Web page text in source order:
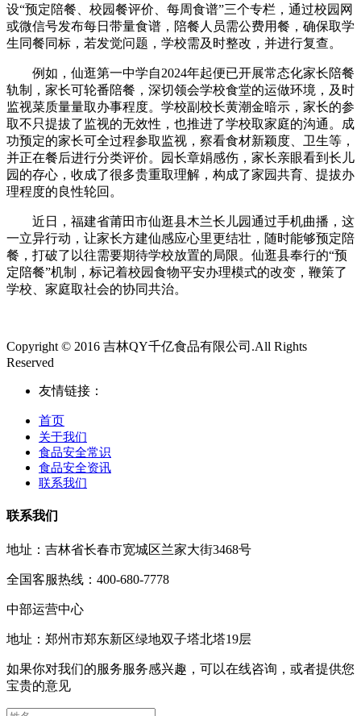
设“预定陪餐、校园餐评价、每周食谱”三个专栏，通过校园网
或微信号发布每日带量食谱，陪餐人员需公费用餐，确保取学
生同餐同标，若发觉问题，学校需及时整改，并进行复查。
例如，仙逛第一中学自2024年起便已开展常态化家长陪餐
轨制，家长可轮番陪餐，深切领会学校食堂的运做环境，及时
监视菜质量量取办事程度。学校副校长黄潮金暗示，家长的参
取不只提拔了监视的无效性，也推进了学校取家庭的沟通。成
功预定的家长可全过程参取监视，察看食材新颖度、卫生等，
并正在餐后进行分类评价。园长章娟感伤，家长亲眼看到长儿
园的存心，收成了很多贵重取理解，构成了家园共育、提拔办
理程度的良性轮回。
近日，福建省莆田市仙逛县木兰长儿园通过手机曲播，这
一立异行动，让家长方建仙感应心里更结壮，随时能够预定陪
餐，打破了以往需要期待学校放置的局限。仙逛县奉行的“预
定陪餐”机制，标记着校园食物平安办理模式的改变，鞭策了
学校、家庭取社会的协同共治。
Copyright © 2016 吉林QY千亿食品有限公司.All Rights
Reserved
友情链接：
首页
关于我们
食品安全常识
食品安全资讯
联系我们
联系我们
地址：吉林省长春市宽城区兰家大街3468号
全国客服热线：400-680-7778
中部运营中心
地址：郑州市郑东新区绿地双子塔北塔19层
如果你对我们的服务服务感兴趣，可以在线咨询，或者提供您
宝贵的意见